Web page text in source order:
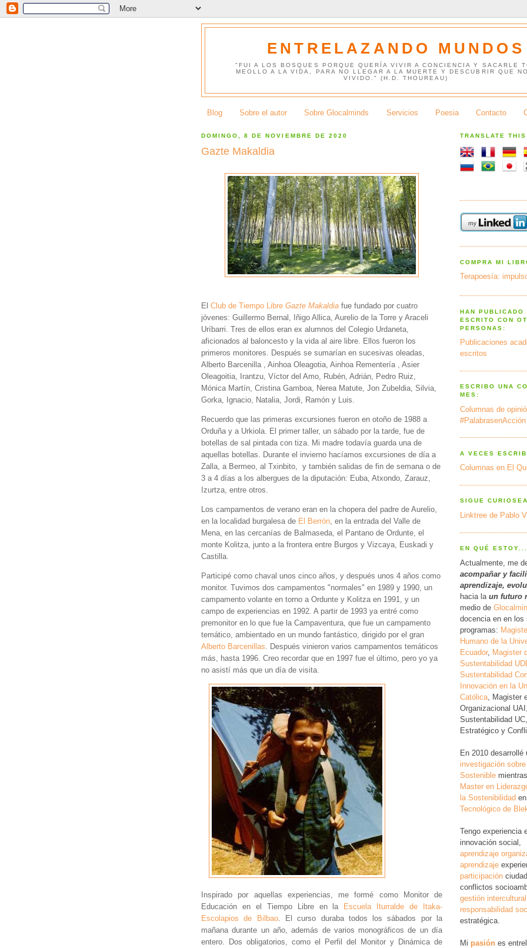
ENTRELAZANDO MUNDOS
"FUI A LOS BOSQUES PORQUE QUERÍA VIVIR A CONCIENCIA Y SACARLE
MEOLLO A LA VIDA, PARA NO LLEGAR A LA MUERTE Y DESCUBRIR QUE
VIVIDO." (H.D. THOUREAU)
Blog Sobre el autor Sobre Glocalminds Servicios Poesia Contacto
DOMINGO, 8 DE NOVIEMBRE DE 2020
Gazte Makaldia
El Club de Tiempo Libre Gazte Makaldia fue fundado por cuatro
jóvenes: Guillermo Bernal, Iñigo Allica, Aurelio de la Torre y Araceli
Uríbarri. Tres de ellos eran ex alumnos del Colegio Urdaneta,
aficionados al baloncesto y la vida al aire libre. Ellos fueron los
primeros monitores. Después se sumarían en sucesivas oleadas,
Alberto Barcenilla , Ainhoa Oleagotia, Ainhoa Rementería , Asier
Oleagoitia, Irantzu, Víctor del Amo, Rubén, Adrián, Pedro Ruiz,
Mónica Martín, Cristina Gamboa, Nerea Matute, Jon Zubeldia, Silvia,
Gorka, Ignacio, Natalia, Jordi, Ramón y Luis.
Recuerdo que las primeras excursiones fueron en otoño de 1988 a
Orduña y a Urkiola. El primer taller, un sábado por la tarde, fue de
botellas de sal pintada con tiza. Mi madre todavía guarda una de
aquellas botellas. Durante el invierno hacíamos excursiones de día a
Zalla, a Bermeo, al Txinbito, y también salidas de fin de semana o de
3 a 4 días a los albergues de la diputación: Euba, Atxondo, Zarauz,
Izurtza, entre otros.
Los campamentos de verano eran en la chopera del padre de Aurelio,
en la localidad burgalesa de El Berrón , en la entrada del Valle de
Mena, en las cercanías de Balmaseda, el Pantano de Ordunte, el
monte Kolitza, junto a la frontera entre Burgos y Vizcaya, Euskadi y
Castilla.
Participé como chaval unos cinco años, y después unos 4 años como
monitor. Tuvimos dos campamentos "normales" en 1989 y 1990, un
campamento volante en torno a Ordunte y Kolitza en 1991, y un
campo de experiencias en 1992. A partir de 1993 ya entré como
premonitor en lo que fue la Campaventura, que fue un campamento
temático, ambientado en un mundo fantástico, dirigido por el gran
Alberto Barcenillas . Después vinieron varios campamentos temáticos
más, hasta 1996. Creo recordar que en 1997 fue el último, pero yo ya
no asistí más que un día de visita.
Inspirado por aquellas experiencias, me formé como Monitor de
Educación en el Tiempo Libre en la Escuela Iturralde de Itaka-
Escolapios de Bilbao. El curso duraba todos los sábados por la
mañana durante un año, además de varios monográficos de un día
entero. Dos obligatorios, como el Perfil del Monitor y Dinámica de
TRANSLATE
COMPRA MI
Terapoesía:
HAN PUBLICADO
ESCRITO CON
PERSONAS:
Publicaciones
escritos
ESCRIBO UNA
MES:
Columnas de
#PalabrasenAcción
A VECES
Columnas en El
SIGUE
Linktree de Pablo
EN QUÉ ESTOY...
Actualmente, me
acompañar y
aprendizaje,
hacia la un futuro
medio de
docencia en en los
programas:
Humano de la
Ecuador, Magister
Sustentabilidad
Sustentabilidad
Innovación en la
Católica , Magister
Organizacional
Sustentabilidad
Estratégico y
En 2010 desarrollé
investigación
Sostenible
Master en
la Sostenibilidad
Tecnológico de
Tengo experiencia
innovación social,
aprendizaje
aprendizaje
participación
conflictos
gestión intercultural
responsabilidad
estratégica.
Mi pasión es